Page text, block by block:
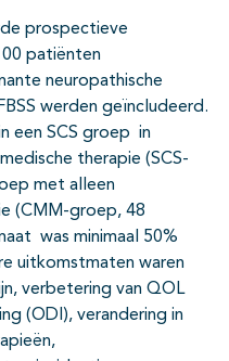
prospectieve
patiënten
neuropathische
werden geïncludeerd.
een SCS groep in
therapie (SCS-
met alleen
(CMM-groep, 48
was minimaal 50%
uitkomstmaten waren
verbetering van QOL
(ODI), verandering in